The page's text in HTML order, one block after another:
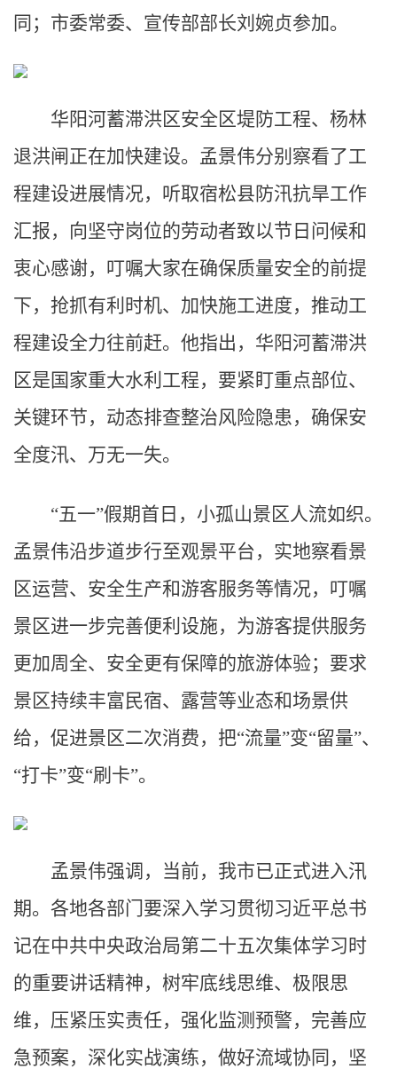
同；市委常委、宣传部部长刘婉贞参加。
华阳河蓄滞洪区安全区堤防工程、杨林
退洪闸正在加快建设。孟景伟分别察看了工
程建设进展情况，听取宿松县防汛抗旱工作
汇报，向坚守岗位的劳动者致以节日问候和
衷心感谢，叮嘱大家在确保质量安全的前提
下，抢抓有利时机、加快施工进度，推动工
程建设全力往前赶。他指出，华阳河蓄滞洪
区是国家重大水利工程，要紧盯重点部位、
关键环节，动态排查整治风险隐患，确保安
全度汛、万无一失。
“五一”假期首日，小孤山景区人流如织。
孟景伟沿步道步行至观景平台，实地察看景
区运营、安全生产和游客服务等情况，叮嘱
景区进一步完善便利设施，为游客提供服务
更加周全、安全更有保障的旅游体验；要求
景区持续丰富民宿、露营等业态和场景供
给，促进景区二次消费，把“流量”变“留量”、
“打卡”变“刷卡”。
孟景伟强调，当前，我市已正式进入汛
期。各地各部门要深入学习贯彻习近平总书
记在中共中央政治局第二十五次集体学习时
的重要讲话精神，树牢底线思维、极限思
维，压紧压实责任，强化监测预警，完善应
急预案，深化实战演练，做好流域协同，坚